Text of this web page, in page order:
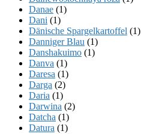
Danae (1)
Dani (1)
Dänische Spargelkartoffel (1)
Danniger Blau (1)
Danshakuimo (1)
Danva (1)
Daresa (1)
Darga (2)
Daria (1)
Darwina (2)
Datcha (1)
Datura (1)